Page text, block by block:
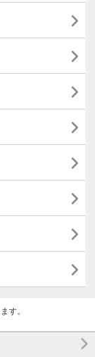








す。
